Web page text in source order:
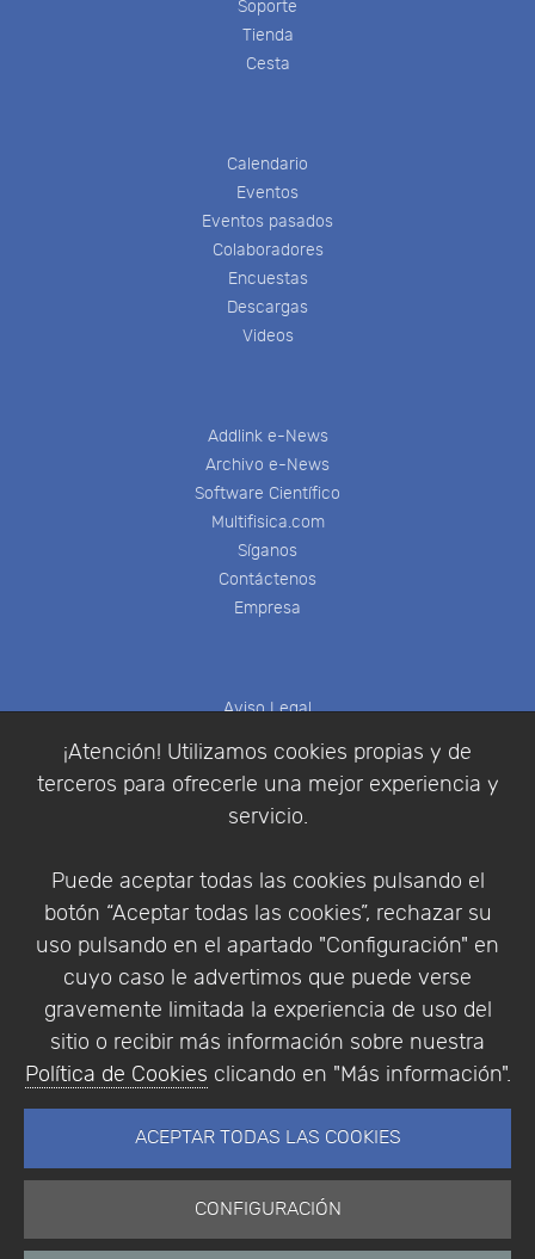
¡Atención! Utilizamos cookies propias y de
terceros para ofrecerle una mejor experiencia y
servicio.
Puede aceptar todas las cookies pulsando el
botón “Aceptar todas las cookies”, rechazar su
uso pulsando en el apartado "Configuración" en
cuyo caso le advertimos que puede verse
gravemente limitada la experiencia de uso del
sitio o recibir más información sobre nuestra
Política de Cookies clicando en "Más información".
ACEPTAR TODAS LAS COOKIES
CONFIGURACIÓN
Soporte
Tienda
Cesta
Calendario
Eventos
Eventos pasados
Colaboradores
Encuestas
Descargas
Videos
Addlink e-News
Archivo e-News
Software Científico
Multifisica.com
Síganos
Contáctenos
Empresa
Aviso Legal
Política de Privacidad
Condiciones de compra
Identificarse
Empresa|Aviso Legal| Política de Privacidad |
Política de Cookies
© Copyright 1994 - 2026. Addlink Software
Científico, S.L.
Portugal.